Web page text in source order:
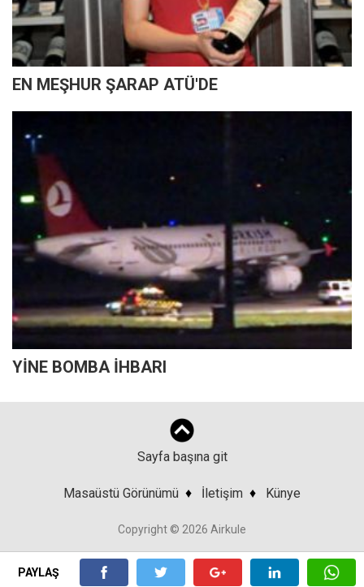
PAYLAŞ
EN MEŞHUR ŞARAP ATÜ'DE
YİNE BOMBA İHBARI
Sayfa başına git
Masaüstü Görünümü ♦ İletişim ♦ Künye
Copyright © 2026 Airkule